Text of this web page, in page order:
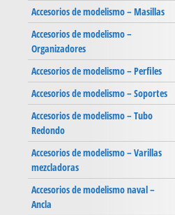
Accesorios de modelismo – Masillas
Accesorios de modelismo –
Organizadores
Accesorios de modelismo – Perfiles
Accesorios de modelismo – Soportes
Accesorios de modelismo – Tubo
Redondo
Accesorios de modelismo – Varillas
mezcladoras
Accesorios de modelismo naval –
Ancla